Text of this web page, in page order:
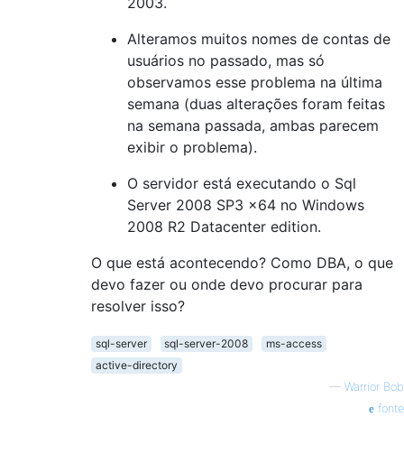
Alteramos muitos nomes de contas de
usuários no passado, mas só
observamos esse problema na última
semana (duas alterações foram feitas
na semana passada, ambas parecem
exibir o problema).
O servidor está executando o Sql
Server 2008 SP3 x64 no Windows
2008 R2 Datacenter edition.
O que está acontecendo? Como DBA, o que
devo fazer ou onde devo procurar para
resolver isso?
sql-server sql-server-2008
ms-access
active-directory
— Warrior Bob
fonte